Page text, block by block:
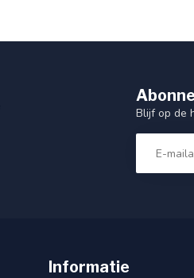
Blijf op de
Informatie